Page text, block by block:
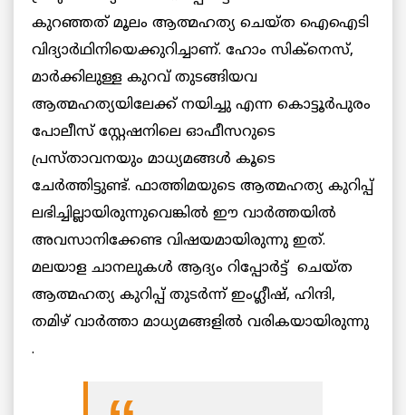
കുറഞ്ഞത് മൂലം ആത്മഹത്യ ചെയ്ത ഐഐടി
വിദ്യാർഥിനിയെക്കുറിച്ചാണ്. ഹോം സിക്നെസ്,
മാർക്കിലുള്ള കുറവ് തുടങ്ങിയവ
ആത്മഹത്യയിലേക്ക് നയിച്ചു എന്ന കൊട്ടൂർപുരം
പോലീസ് സ്റ്റേഷനിലെ ഓഫീസറുടെ
പ്രസ്താവനയും മാധ്യമങ്ങൾ കൂടെ
ചേർത്തിട്ടുണ്ട്. ഫാത്തിമയുടെ ആത്മഹത്യ കുറിപ്പ്
ലഭിച്ചില്ലായിരുന്നുവെങ്കിൽ ഈ വാർത്തയിൽ
അവസാനിക്കേണ്ട വിഷയമായിരുന്നു ഇത്.
മലയാള ചാനലുകൾ ആദ്യം റിപ്പോർട്ട് ചെയ്ത
ആത്മഹത്യ കുറിപ്പ് തുടർന്ന് ഇംഗ്ലീഷ്, ഹിന്ദി,
തമിഴ് വാർത്താ മാധ്യമങ്ങളിൽ വരികയായിരുന്നു
.